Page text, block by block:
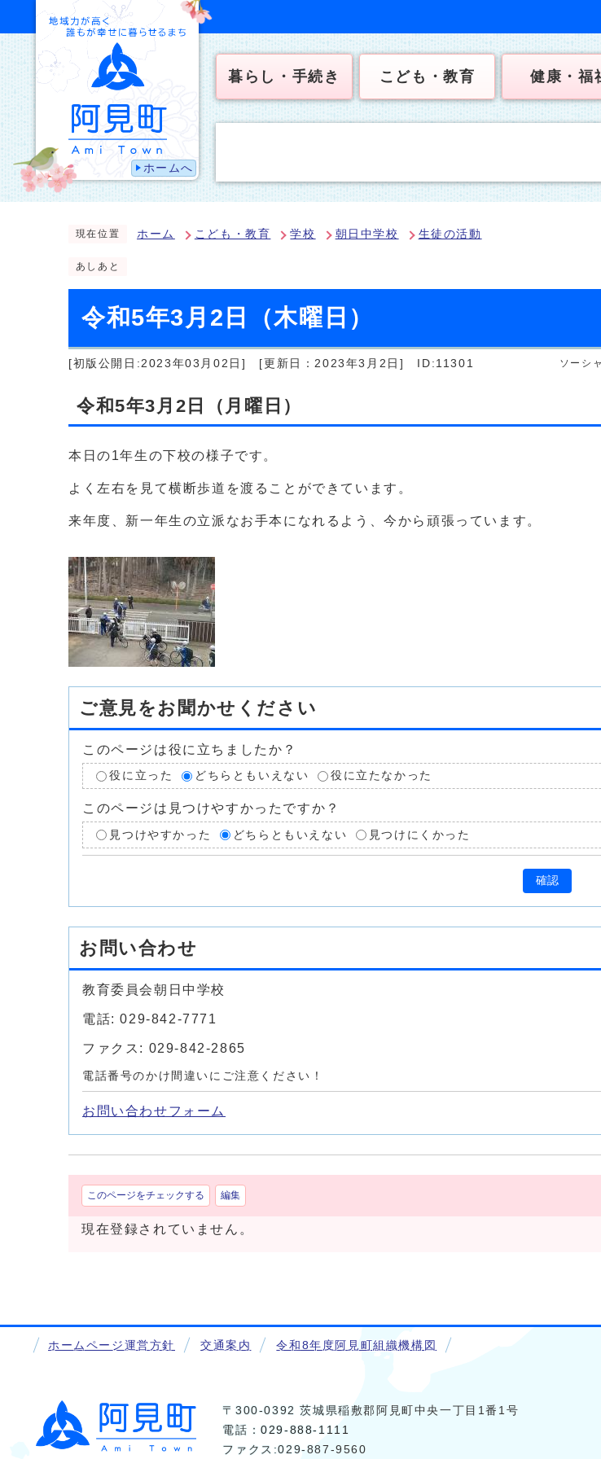
ホームへ
暮らし・手続き こども・教育 健康・福
現在位置 ホーム こども・教育 学校 朝日中学校 生徒の活動
あしあと
令和5年3月2日（木曜日）
[初版公開日:2023年03月02日] [更新日：2023年3月2日] ID:11301 ソーシ
令和5年3月2日（月曜日）
本日の1年生の下校の様子です。
よく左右を見て横断歩道を渡ることができています。
来年度、新一年生の立派なお手本になれるよう、今から頑張っています。
ご意見をお聞かせください
このページは役に立ちましたか？
役に立った どちらともいえない 役に立たなかった
このページは見つけやすかったですか？
見つけやすかった どちらともいえない 見つけにくかった
確認
お問い合わせ
教育委員会朝日中学校
電話: 029-842-7771
ファクス: 029-842-2865
電話番号のかけ間違いにご注意ください！
お問い合わせフォーム
このページをチェックする 編集
現在登録されていません。
ホームページ運営方針 交通案内 令和8年度阿見町組織機構図
〒300-0392 茨城県稲敷郡阿見町中央一丁目1番1号
電話：029-888-1111
ファクス:029-887-9560